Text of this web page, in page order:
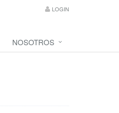
LOGIN
NOSOTROS